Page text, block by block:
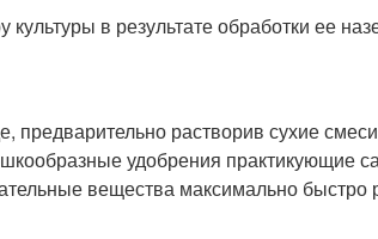
в результате обработки ее
предварительно растворив сухие
удобрения практикующие
вещества максимально быстро